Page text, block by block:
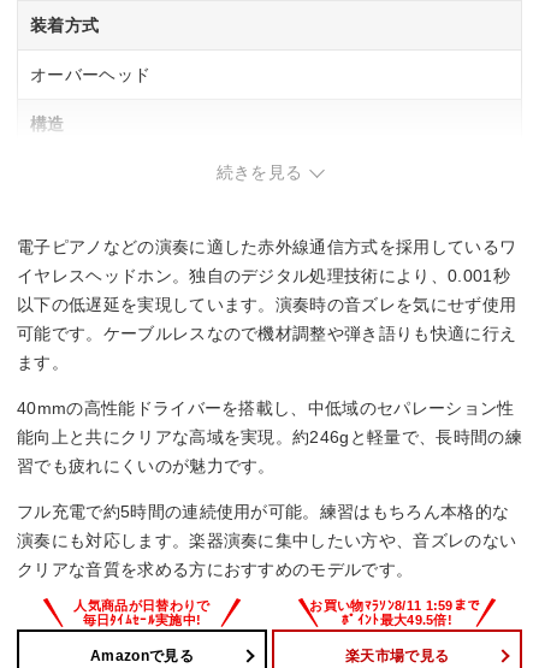
装着方式
オーバーヘッド
構造
ダイナミック型
再生周波数帯域
20Hz～20kHz
コード長
1.2 m
続きを見る
電子ピアノなどの演奏に適した赤外線通信方式を採用しているワ
イヤレスヘッドホン。独自のデジタル処理技術により、0.001秒
以下の低遅延を実現しています。演奏時の音ズレを気にせず使用
可能です。ケーブルレスなので機材調整や弾き語りも快適に行え
ます。
40mmの高性能ドライバーを搭載し、中低域のセパレーション性
能向上と共にクリアな高域を実現。約246gと軽量で、長時間の練
習でも疲れにくいのが魅力です。
フル充電で約5時間の連続使用が可能。練習はもちろん本格的な
演奏にも対応します。楽器演奏に集中したい方や、音ズレのない
クリアな音質を求める方におすすめのモデルです。
Amazonで見る 楽天市場で見る